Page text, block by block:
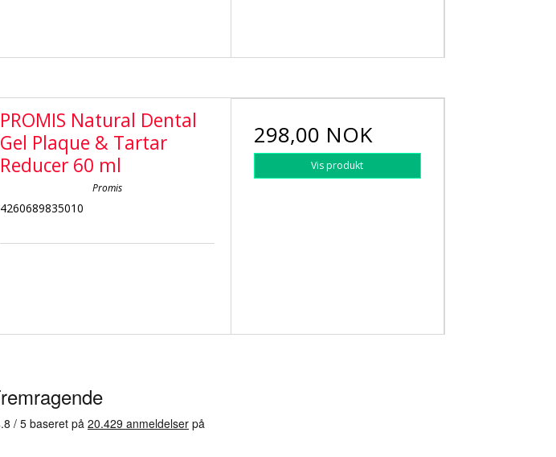
PROMIS Natural Dental
Gel Plaque & Tartar
Reducer 60 ml
Promis
4260689835010
298,00 NOK
Vis produkt